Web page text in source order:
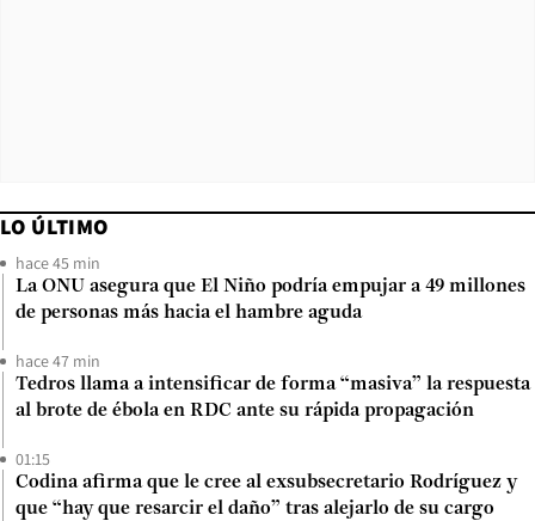
LO ÚLTIMO
hace 45 min
La ONU asegura que El Niño podría empujar a 49 millones
de personas más hacia el hambre aguda
hace 47 min
Tedros llama a intensificar de forma “masiva” la respuesta
al brote de ébola en RDC ante su rápida propagación
01:15
Codina afirma que le cree al exsubsecretario Rodríguez y
que “hay que resarcir el daño” tras alejarlo de su cargo